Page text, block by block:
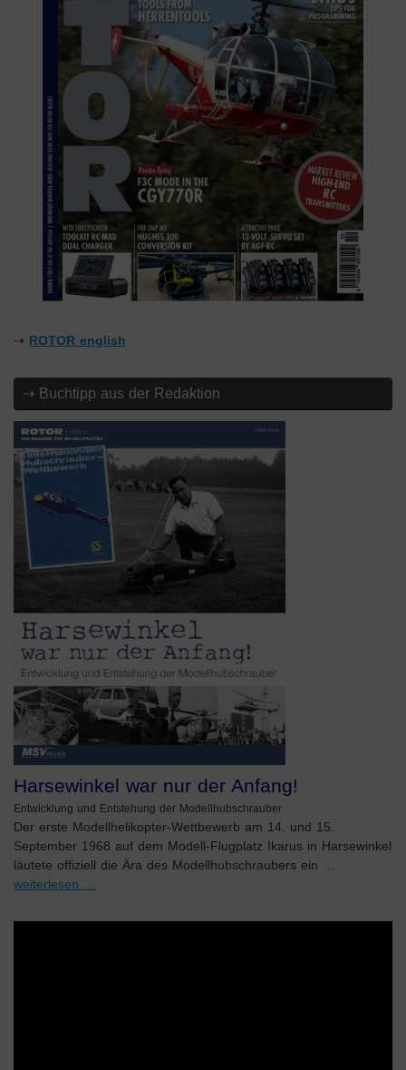
⇢ ROTOR english
⇢ Buchtipp aus der Redaktion
Harsewinkel war nur der Anfang!
Entwicklung und Entstehung der Modellhubschrauber
Der erste Modellhelikopter-Wettbewerb am 14. und 15.
September 1968 auf dem Modell-Flugplatz Ikarus in Harsewinkel
läutete offiziell die Ära des Modellhubschraubers ein …
weiterlesen …